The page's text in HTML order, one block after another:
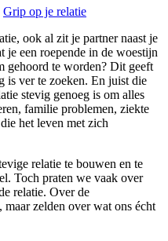
Grip op je relatie
ook al zit je partner naast je
je een roepende in de woestijn
gehoord te worden? Dit geeft
is ver te zoeken. En juist die
stevig genoeg is om alles
familie problemen, ziekte
het leven met zich
relatie te bouwen en te
Toch praten we vaak over
relatie. Over de
zelden over wat ons écht